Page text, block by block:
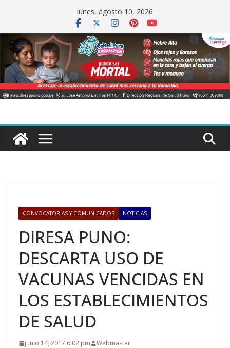
contenido
lunes, agosto 10, 2026
CONVOCATORIAS Y COMUNICADOS NOTICIAS
DIRESA PUNO:
DESCARTA USO DE
VACUNAS VENCIDAS EN
LOS ESTABLECIMIENTOS
DE SALUD
junio 14, 2017 6:02 pm Webmaster